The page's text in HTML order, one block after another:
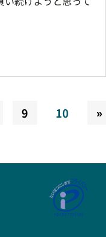
9 10 »